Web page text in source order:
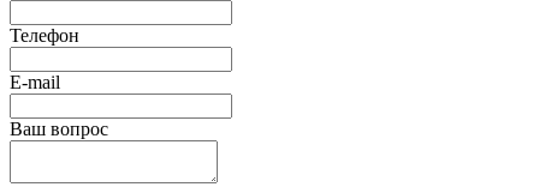
Телефон
E-mail
Ваш вопрос